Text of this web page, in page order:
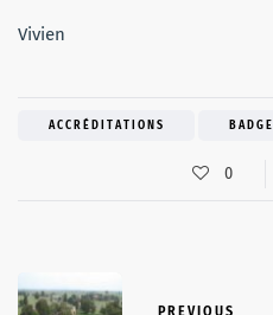
Vivien
ACCRÉDITATIONS BADGE
0
PREVIOUS